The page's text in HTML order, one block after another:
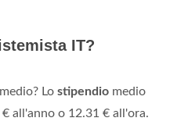
IT?
medio? Lo stipendio medio
all'anno o 12.31 € all'ora.